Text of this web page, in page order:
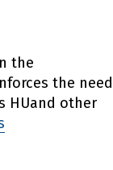
the
the need
HUand other